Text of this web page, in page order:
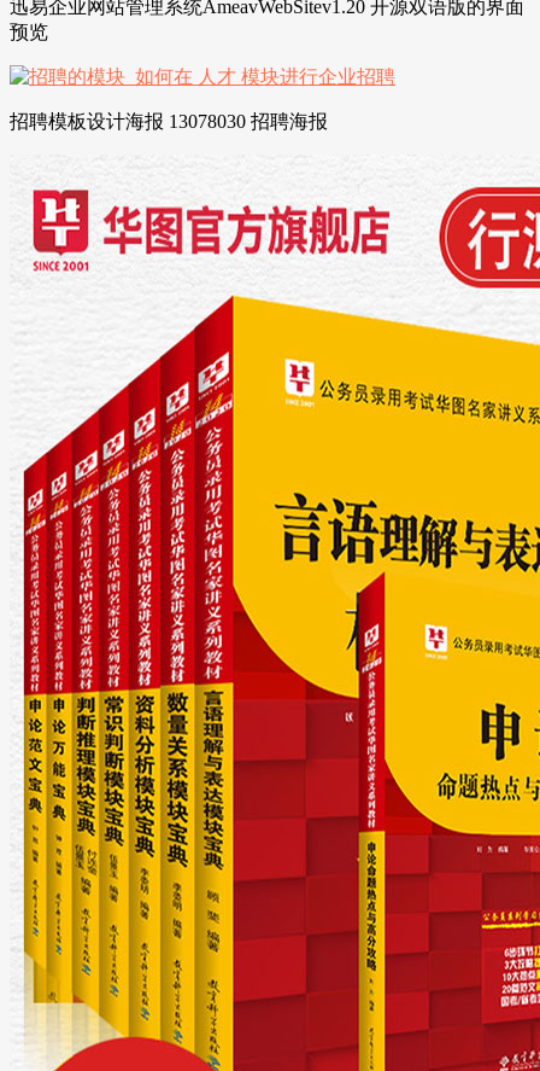
迅易企业网站管理系统AmeavWebSitev1.20 开源双语版的界面
预览
招聘模板设计海报 13078030 招聘海报